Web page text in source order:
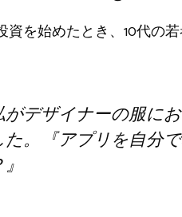
資を始めたとき、10代の
がデザイナーの服に
。『アプリを自分